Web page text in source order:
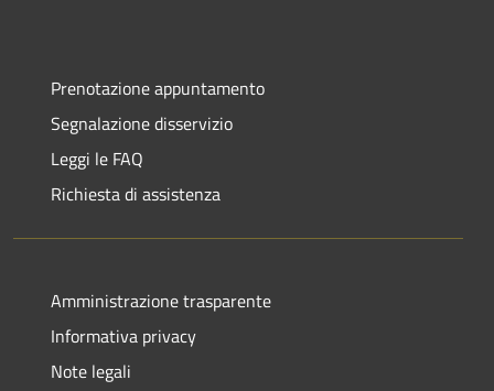
Prenotazione appuntamento
Segnalazione disservizio
Leggi le FAQ
Richiesta di assistenza
Amministrazione trasparente
Informativa privacy
Note legali